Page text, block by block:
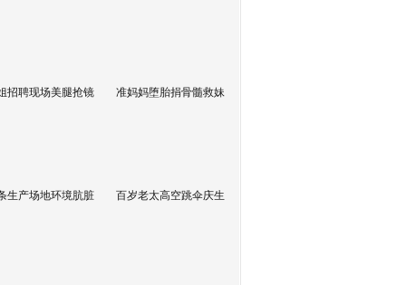
招聘现场美腿抢镜 准妈妈堕胎捐骨髓救妹
生产场地环境肮脏 百岁老太高空跳伞庆生